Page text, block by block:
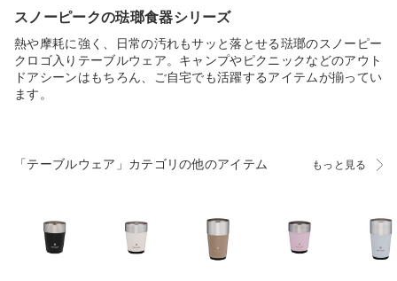
スノーピークの琺瑯食器シリーズ
熱や摩耗に強く、日常の汚れもサッと落とせる琺瑯のスノーピー
クロゴ入りテーブルウェア。キャンプやピクニックなどのアウト
ドアシーンはもちろん、ご自宅でも活躍するアイテムが揃ってい
ます。
「テーブルウェア」カテゴリの他のアイテム もっと見る